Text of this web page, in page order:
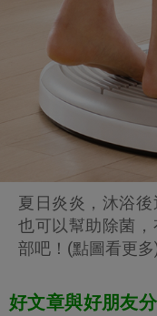
夏日炎炎，沐浴
也可以幫助除菌
部吧！(點圖看更多
好文章與好朋友